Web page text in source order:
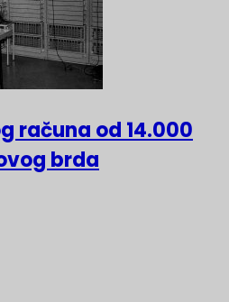
računa od 14.000
brda